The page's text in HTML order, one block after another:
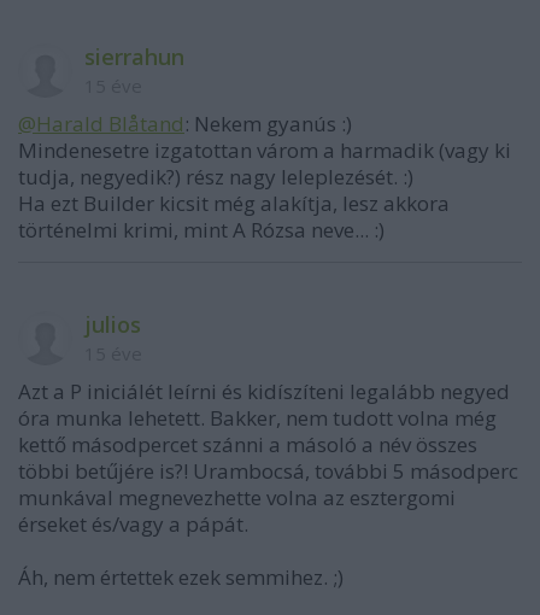
sierrahun
@Harald Blåtand: Nekem gyanús :)
Mindenesetre izgatottan várom a harmadik (vagy ki
tudja, negyedik?) rész nagy leleplezését. :)
Ha ezt Builder kicsit még alakítja, lesz akkora
történelmi krimi, mint A Rózsa neve... :)
julios
Azt a P iniciálét leírni és kidíszíteni legalább negyed
óra munka lehetett. Bakker, nem tudott volna még
kettő másodpercet szánni a másoló a név összes
többi betűjére is?! Urambocsá, további 5 másodperc
munkával megnevezhette volna az esztergomi
érseket és/vagy a pápát.
Áh, nem értettek ezek semmihez. ;)